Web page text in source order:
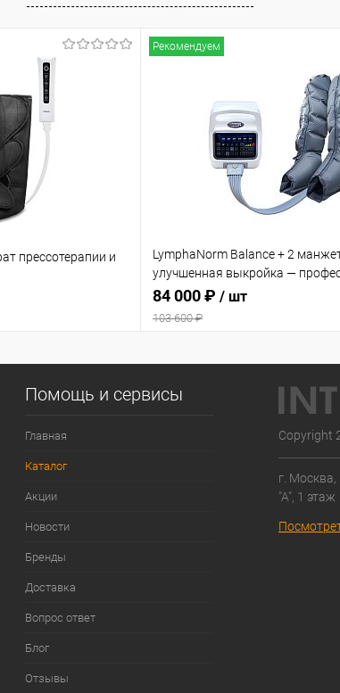
прессотерапии и
Рекомендуем
LymphaNorm Balance + 2
улучшенная выкройка —
аппарат для прессотерапии и
лимфодренажа для салона
84 000 ₽ / шт
103 600 ₽
Помощь и сервисы
Главная
Каталог
Акции
Новости
Бренды
Доставка
Вопрос ответ
Блог
Отзывы
Copyright
г.
"А", 1 этаж